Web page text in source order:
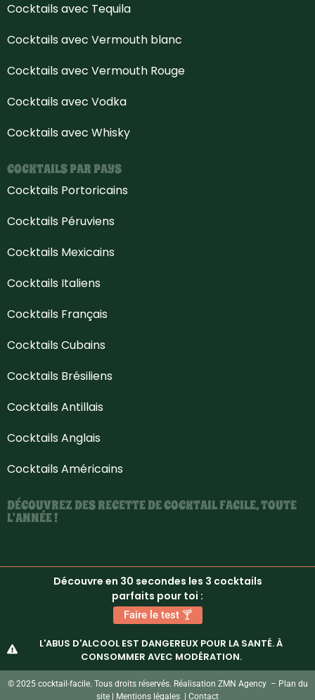
Cocktails avec Tequila
Cocktails avec Vermouth blanc
Cocktails avec Vermouth Rouge
Cocktails avec Vodka
Cocktails avec Whisky
COCKTAILS PAR PAYS
Cocktails Portoricains
Cocktails Péruviens
Cocktails Mexicains
Cocktails Italiens
Cocktails Français
Cocktails Cubains
Cocktails Brésiliens
Cocktails Antillais
Cocktails Anglais
Cocktails Américains
DÉCOUVREZ DES RECETTE DE COCKTAIL FACILE, TOUTE
L'ANNÉE !
Découvre en 30 secondes les 3 cocktails
parfaits pour toi :
Faire le test 🍸
L'ABUS D'ALCOOL EST DANGEREUX POUR LA SANTÉ. À
CONSOMMER AVEC MODÉRATION.
© 2025 cocktail-facile. Tous droits réservés. Réalisation ZMN Agency– Plan du
site
Mentions légales Contact